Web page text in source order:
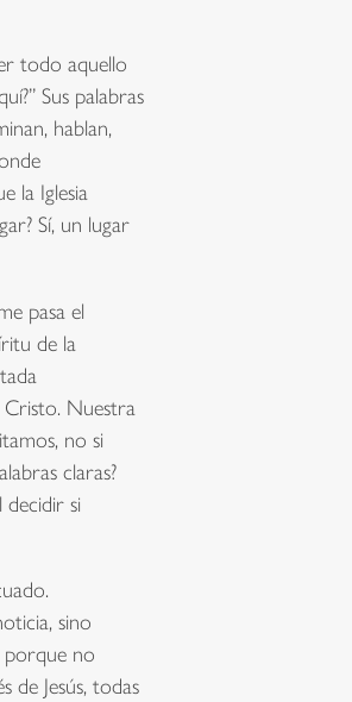
todo aquello
Sus palabras
hablan,
la Iglesia
Sí, un lugar
pasa el
de la
Cristo. Nuestra
no si
claras?
si
sino
porque no
Jesús, todas